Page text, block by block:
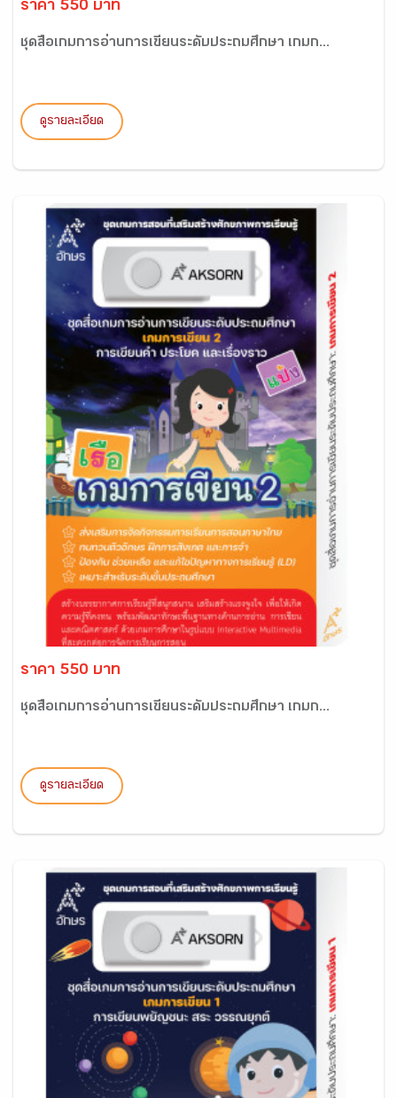
ราคา 550 บาท
ชุดสื่อเกมการอ่านการเขียนระดับประถมศึกษา เกมก...
ดูรายละเอียด
ราคา 550 บาท
ชุดสื่อเกมการอ่านการเขียนระดับประถมศึกษา เกมก...
ดูรายละเอียด